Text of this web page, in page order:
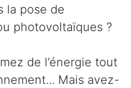
la pose de
photovoltaïques ?
de l’énergie tout
Mais avez-